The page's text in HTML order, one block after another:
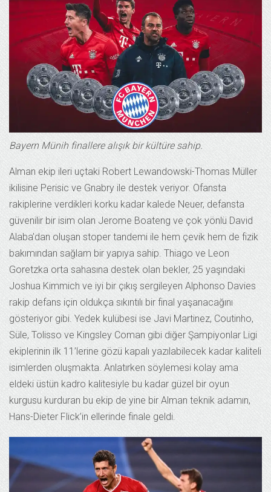
Bayern Münih finallere alışık bir kültüre sahip.
Alman ekip ileri uçtaki Robert Lewandowski-Thomas Müller
ikilisine Perisic ve Gnabry ile destek veriyor. Ofansta
rakiplerine verdikleri korku kadar kalede Neuer, defansta
güvenilir bir isim olan Jerome Boateng ve çok yönlü David
Alaba’dan oluşan stoper tandemi ile hem çevik hem de fizik
bakımından sağlam bir yapıya sahip. Thiago ve Leon
Goretzka orta sahasına destek olan bekler, 25 yaşındaki
Joshua Kimmich ve iyi bir çıkış sergileyen Alphonso Davies
rakip defans için oldukça sıkıntılı bir final yaşanacağını
gösteriyor gibi. Yedek kulübesi ise Javi Martinez, Coutinho,
Süle, Tolisso ve Kingsley Coman gibi diğer Şampiyonlar Ligi
ekiplerinin ilk 11’lerine gözü kapalı yazılabilecek kadar kaliteli
isimlerden oluşmakta. Anlatırken söylemesi kolay ama
eldeki üstün kadro kalitesiyle bu kadar güzel bir oyun
kurgusu kurduran bu ekip de yine bir Alman teknik adamın,
Hans-Dieter Flick’in ellerinde finale geldi.